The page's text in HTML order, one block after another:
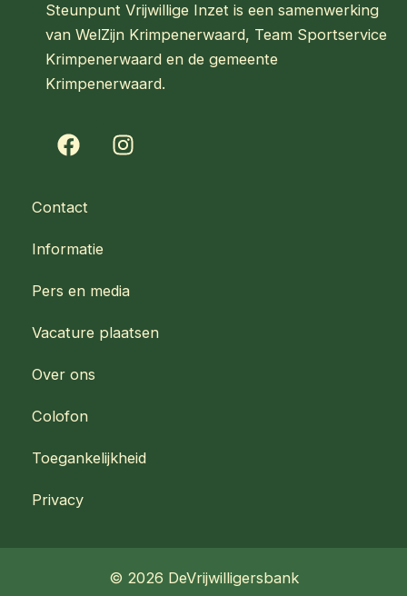
Steunpunt Vrijwillige Inzet is een samenwerking
van WelZijn Krimpenerwaard, Team Sportservice
Krimpenerwaard en de gemeente
Krimpenerwaard.
F
a
e
o
k
I
n
a
Contact
Informatie
Pers en media
Vacature plaatsen
Over ons
Colofon
Toegankelijkheid
Privacy
© 2026 DeVrijwilligersbank